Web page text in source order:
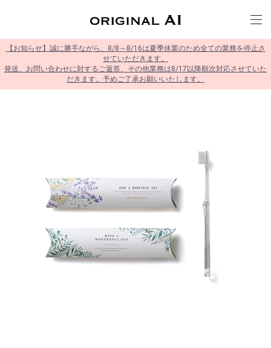
【お知らせ】誠に勝手ながら、8/8～8/16は夏季休業のため全ての業務を停止さ
せていただきます。
発送、お問い合わせに対するご返答、その他業務は8/17以降順次対応させていた
だきます。予めご了承お願いいたします。